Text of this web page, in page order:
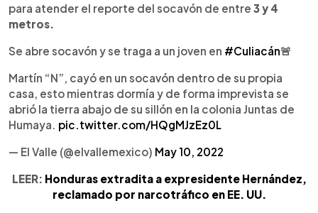
para atender el reporte del socavón de entre 3 y 4
metros.
Se abre socavón y se traga a un joven en #Culiacán🚨
Martín “N”, cayó en un socavón dentro de su propia
casa, esto mientras dormía y de forma imprevista se
abrió la tierra abajo de su sillón en la colonia Juntas de
Humaya. pic.twitter.com/HQgMJzEz0L
— El Valle (@elvallemexico) May 10, 2022
LEER: Honduras extradita a expresidente Hernández,
reclamado por narcotráfico en EE. UU.